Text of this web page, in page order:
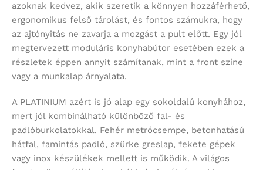
azoknak kedvez, akik szeretik a könnyen hozzáférhető,
ergonomikus felső tárolást, és fontos számukra, hogy
az ajtónyitás ne zavarja a mozgást a pult előtt. Egy jól
megtervezett moduláris konyhabútor esetében ezek a
részletek éppen annyit számítanak, mint a front színe
vagy a munkalap árnyalata.
A PLATINIUM azért is jó alap egy sokoldalú konyhához,
mert jól kombinálható különböző fal- és
padlóburkolatokkal. Fehér metrócsempe, betonhatású
hátfal, famintás padló, szürke greslap, fekete gépek
vagy inox készülékek mellett is működik. A világos